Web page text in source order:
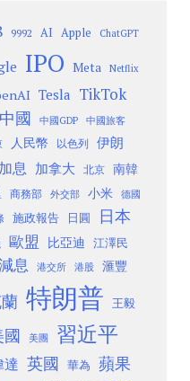
9992 AI Apple ChatGPT
IPO Meta Netflix
Tesla TikTok
中國 中國GDP 中國旅客
人民幣 以色列 伊朗
加息 加拿大 北京
南韓
商務部 外交部 小米 德國
施政報告 日圓 日本
歐盟 比亞迪 江澤民
息 港交所 港股 滙豐
特朗普 王毅
國 美團 習近平
達 英國 華為 蘋果